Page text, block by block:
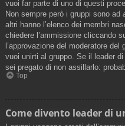
vuoi far parte di uno di questi
Non sempre però i gruppi sono ad
altri hanno l’elenco dei membri
chiedere l’ammissione cliccando
l’approvazione del moderatore
vuoi unirti al gruppo. Se il leader
sei pregato di non assillarlo:
Top
Come divento leader di